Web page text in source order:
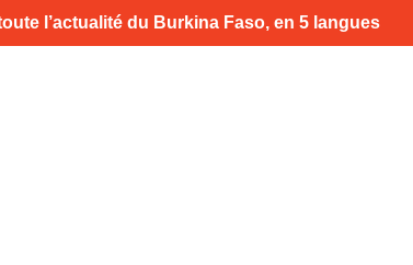
l’actualité du Burkina Faso, en 5 langues